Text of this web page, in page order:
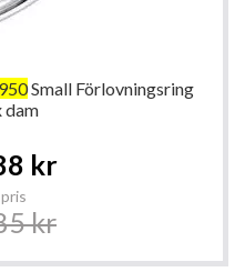
950Small Förlovningsring
dam
kr
kr